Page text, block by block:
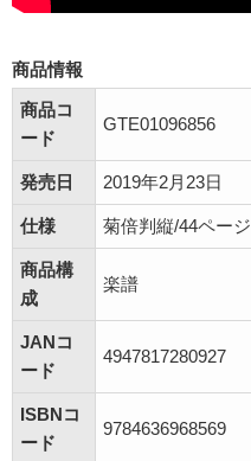
商品情報
商品コ
ード
GTE01096856
発売日 2019年2月23日
仕様 菊倍判縦/44ページ
商品構
成
楽譜
JANコ
ード
4947817280927
ISBNコ
ード
9784636968569